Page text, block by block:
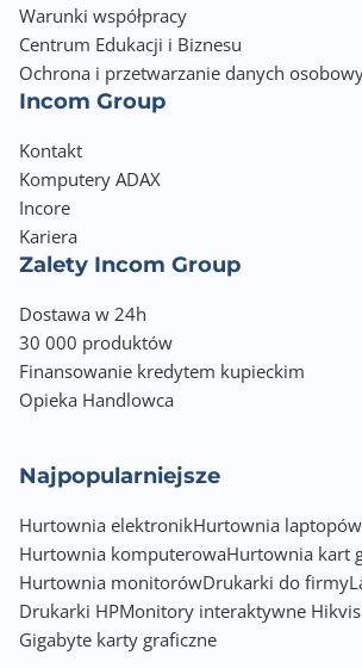
Warunki współpracy
Centrum Edukacji i Biznesu
Ochrona i przetwarzanie danych
Incom Group
Kontakt
Komputery ADAX
Incore
Kariera
Zalety Incom Group
Dostawa w 24h
30 000 produktów
Finansowanie kredytem kupieckim
Opieka Handlowca
Najpopularniejsze
Hurtownia elektronikHurtownia laptopów
Hurtownia komputerowaHurtownia kart
Hurtownia monitorówDrukarki do firmy
Drukarki HPMonitory interaktywne
Gigabyte karty graficzne